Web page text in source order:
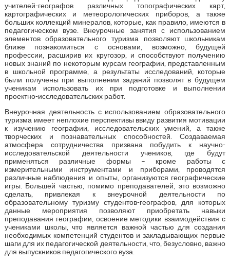
учителей-географов различных топографических карт,
картографических и метеорологических приборов, а также
больших коллекций минералов, которые, как правило, имеются в
педагогическом вузе. Внеурочные занятия с использованием
элементов образовательного туризма позволяют школьникам
ближе познакомиться с основами, возможно, будущей
профессии, расширив их кругозор, и способствуют получению
новых знаний по некоторым курсам географии, представленным
в школьной программе, а результаты исследований, которые
были получены при выполнении заданий позволят в будущем
ученикам использовать их при подготовке и выполнении
проектно-исследовательских работ.
Внеурочная деятельность с использованием образовательного
туризма имеет неплохие перспективы ввиду развития мотивации
к изучению географии, исследовательских умений, а также
творческих и познавательных способностей. Создаваемая
атмосфера сотрудничества призвана побудить к научно-
исследовательской деятельности учеников, где будут
применяться различные формы – кроме работы с
измерительными инструментами и приборами, проводятся
различные наблюдения и опыты, организуются географические
игры. Большей частью, помимо преподавателей, это возможно
сделать, привлекая к внеурочной деятельности по
образовательному туризму студентов-географов, для которых
данные мероприятия позволяют приобретать навыки
преподавания географии, освоение методики взаимодействия с
учениками школы, что является важной частью для создания
необходимых компетенций студентов и закладывающих первые
шаги для их педагогической деятельности, что, безусловно, важно
для выпускников педагогического вуза.